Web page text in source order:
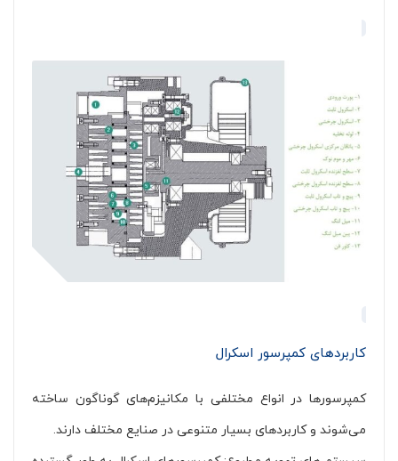
کاربردهای کمپرسور اسکرال
کمپرسورها در انواع مختلفی با مکانیزم‌های گوناگون ساخته
می‌شوند و کاربردهای بسیار متنوعی در صنایع مختلف دارند.